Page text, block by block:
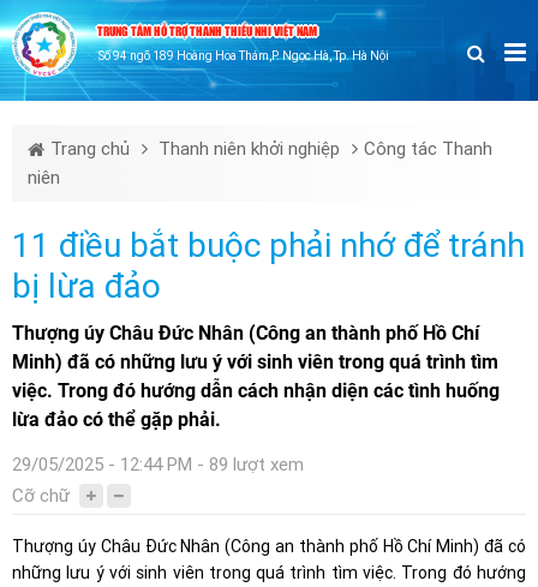
TRUNG TÂM HỖ TRỢ THANH THIẾU NHI VIỆT NAM
Số 94 ngõ 189 Hoàng Hoa Thám,P. Ngọc Hà, Tp. Hà Nội
Trang chủ Thanh niên khởi nghiệp
Công tác Thanh
niên
11 điều bắt buộc phải nhớ để tránh
bị lừa đảo
Thượng úy Châu Đức Nhân (Công an thành phố Hồ Chí
Minh) đã có những lưu ý với sinh viên trong quá trình tìm
việc. Trong đó hướng dẫn cách nhận diện các tình huống
lừa đảo có thể gặp phải.
29/05/2025 - 12:44 PM - 89 lượt xem
Cỡ chữ
Thượng úy Châu Đức Nhân (Công an thành phố Hồ Chí Minh) đã có
những lưu ý với sinh viên trong quá trình tìm việc. Trong đó hướng